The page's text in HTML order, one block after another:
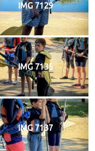
IMG 7129
IMG 7135
IMG 7137